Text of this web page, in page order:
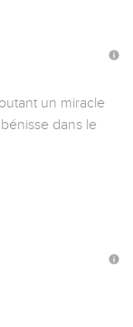
un miracle
dans le